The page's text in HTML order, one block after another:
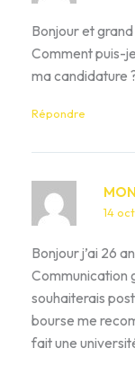
Bonjour et
Comment puis-
ma candidature
Répondre
14
Bonjour j’ai 26
Communication
souhaiterais
bourse me
fait une